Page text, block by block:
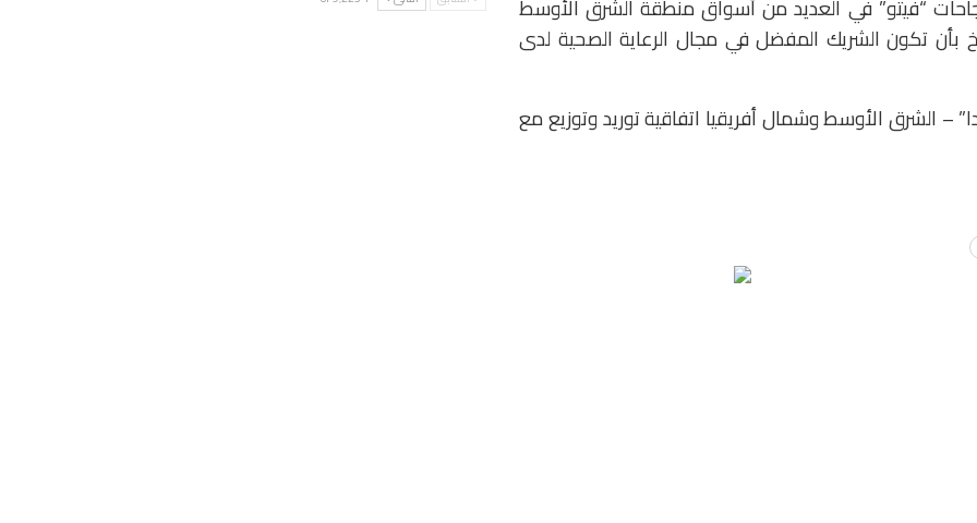
“فيتو” في العديد من أسواق منطقة الشرق الأوسط
بأن تكون الشريك المفضل في مجال الرعاية الصحية لدى
الشرق الأوسط وشمال أفريقيا اتفاقية توريد وتوزيع مع